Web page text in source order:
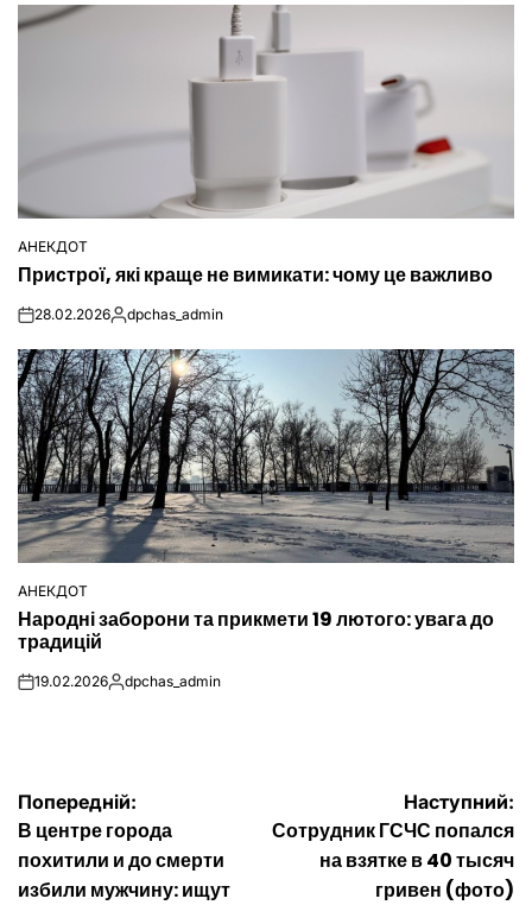
ОПУБЛІКУВАТИ
АНЕКДОТ
Пристрої, які краще не вимикати: чому це важливо
on28.02.2026Опубліковано
dpchas_admin
ОПУБЛІКУВАТИ
У
АНЕКДОТ
Народні заборони та прикмети 19 лютого: увага до
традицій
on19.02.2026Опубліковано
dpchas_admin
Навігація
записів
Попередній:
В центре города
похитили и до смерти
избили мужчину: ищут
Наступний:
Сотрудник ГСЧС попался
на взятке в 40 тысяч
гривен (фото)